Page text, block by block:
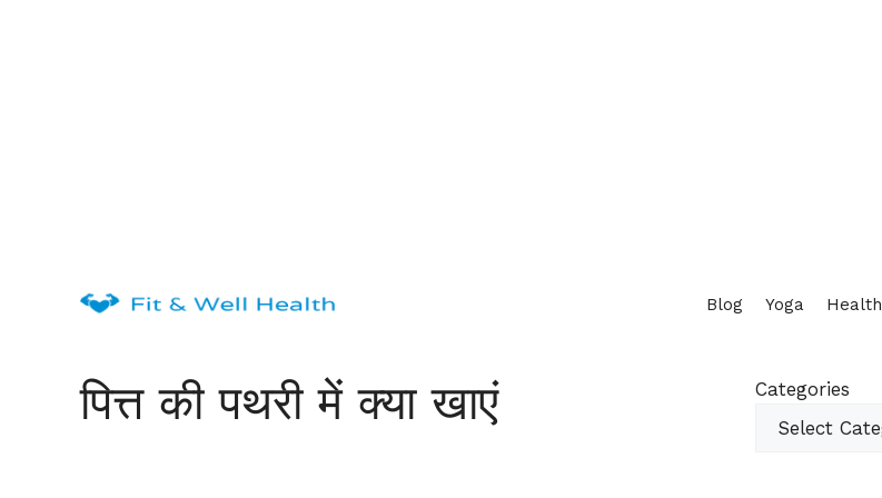
Blog Yoga Health
पित्त की पथरी में क्या खाएं Categories